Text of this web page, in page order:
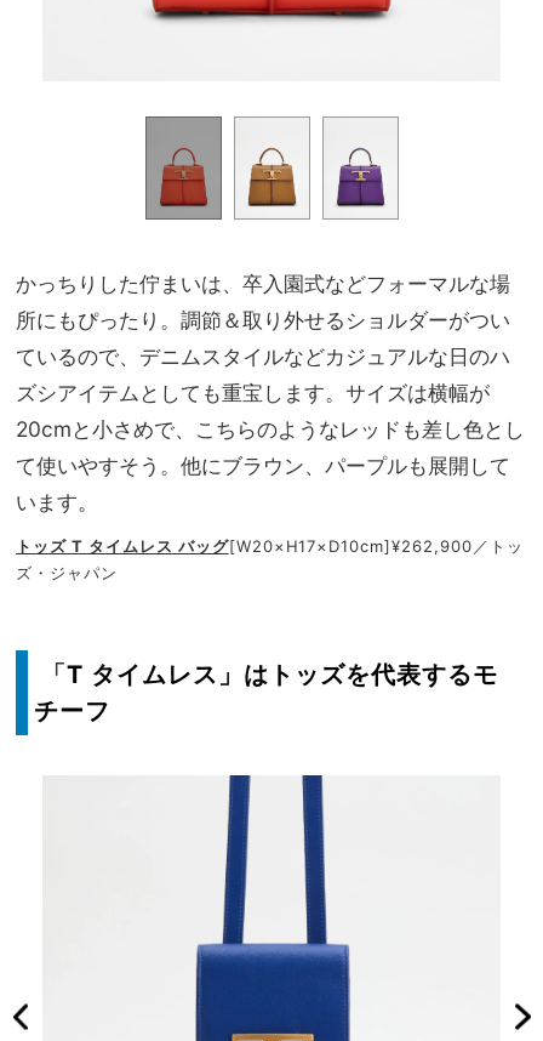
かっちりした佇まいは、卒入園式などフォーマルな場
所にもぴったり。調節＆取り外せるショルダーがつい
ているので、デニムスタイルなどカジュアルな日のハ
ズシアイテムとしても重宝します。サイズは横幅が
20cmと小さめで、こちらのようなレッドも差し色とし
て使いやすそう。他にブラウン、パープルも展開して
います。
トッズ T タイムレス バッグ[W20×H17×D10cm]¥262,900／トッ
ズ・ジャパン
「T タイムレス」はトッズを代表するモ
チーフ